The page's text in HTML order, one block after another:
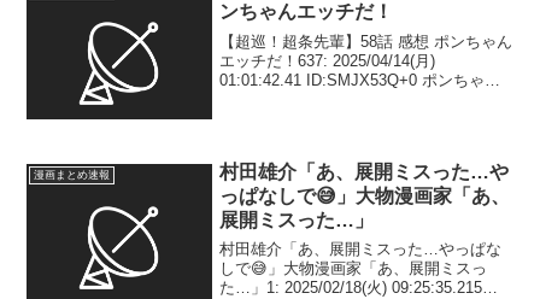
ンちゃんエッチだ！
【超巡！超条先輩】58話 感想 ポンちゃん
エッチだ！637: 2025/04/14(月)
01:01:42.41 ID:SMJX53Q+0 ポンちゃん
漫画まとめ速報
村田雄介「あ、展開ミスった…や
っぱなしで😅」大物漫画家「あ、
展開ミスった…」
村田雄介「あ、展開ミスった…やっぱな
しで😅」大物漫画家「あ、展開ミスっ
た…」1: 2025/02/18(火) 09:25:35.215